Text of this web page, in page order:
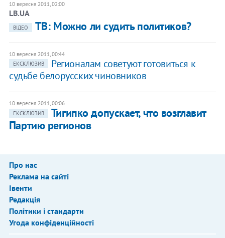
10 вересня 2011, 02:00
LB.UA
ВІДЕО ТВ: Можно ли судить политиков?
10 вересня 2011, 00:44
ЕКСКЛЮЗИВ
Регионалам советуют готовиться к
судьбе белорусских чиновников
10 вересня 2011, 00:06
ЕКСКЛЮЗИВ
Тигипко допускает, что возглавит
Партию регионов
Про нас
Реклама на сайті
Івенти
Редакція
Політики і стандарти
Угода конфіденційності